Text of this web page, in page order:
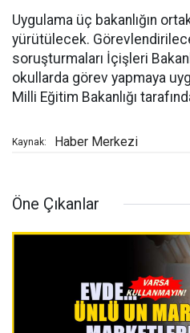
Uygulama üç bakanlığın
yürütülecek.
soruşturmaları İçişleri
okullarda görev yapmaya
Milli Eğitim Bakanlığı
Kaynak: Haber Merkezi
Öne Çıkanlar